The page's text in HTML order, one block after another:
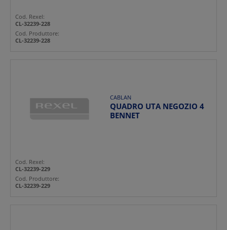
Cod. Rexel:
CL-32239-228
Cod. Produttore:
CL-32239-228
CABLAN
QUADRO UTA NEGOZIO 4
BENNET
Cod. Rexel:
CL-32239-229
Cod. Produttore:
CL-32239-229